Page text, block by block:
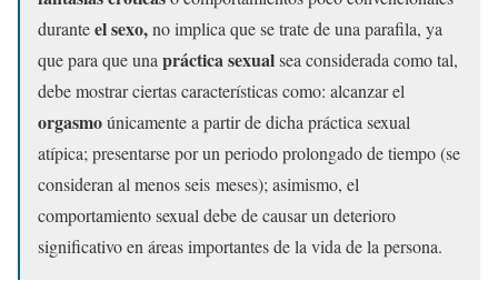
duranteel sexo,no implica que se trate de una parafila, ya
que para que una práctica sexualsea considerada como tal,
debe mostrar ciertas características como: alcanzar el
orgasmoúnicamente a partir de dicha práctica sexual
atípica; presentarse por un periodo prolongado de tiempo (se
consideran al menos seis meses); asimismo, el
comportamiento sexual debe de causar un deterioro
significativo en áreas importantes de la vida de la persona.